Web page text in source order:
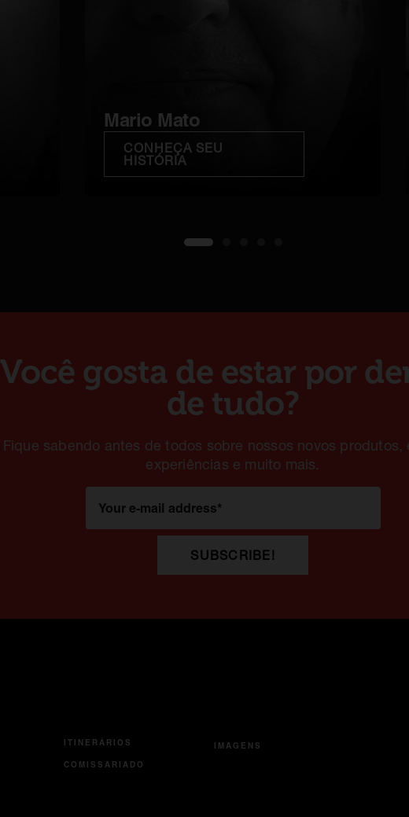
Mario Mato
CONHEÇA SEU
HISTÓRIA
1
Você gosta de estar por
de tudo?
Fique sabendo antes de todos sobre nossos novos produtos,
experiências e muito mais.
Your e-mail address*
SUBSCRIBE!
ITINERÁRIOS
COMISSARIADO
IMAGENS